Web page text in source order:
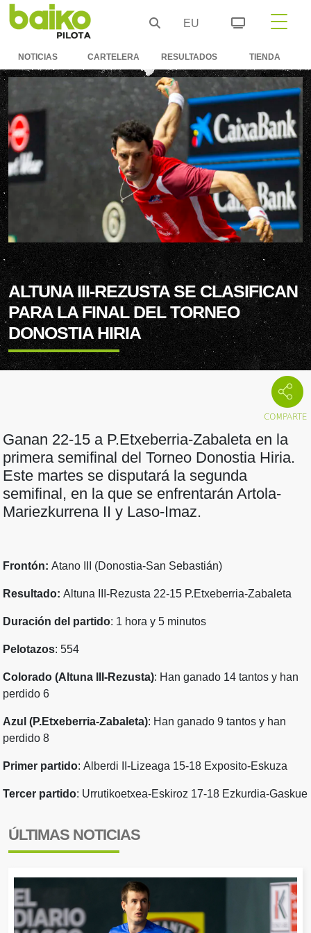
EU
NOTICIAS CARTELERA RESULTADOS TIENDA
ALTUNA III-REZUSTA SE CLASIFICAN
PARA LA FINAL DEL TORNEO
DONOSTIA HIRIA
Ganan 22-15 a P.Etxeberria-Zabaleta en la
primera semifinal del Torneo Donostia Hiria.
Este martes se disputará la segunda
semifinal, en la que se enfrentarán Artola-
Mariezkurrena II y Laso-Imaz.
Frontón: Atano III (Donostia-San Sebastián)
Resultado: Altuna III-Rezusta 22-15 P.Etxeberria-Zabaleta
Duración del partido: 1 hora y 5 minutos
Pelotazos: 554
Colorado (Altuna III-Rezusta): Han ganado 14 tantos y han
perdido 6
Azul (P.Etxeberria-Zabaleta): Han ganado 9 tantos y han
perdido 8
Primer partido: Alberdi II-Lizeaga 15-18 Exposito-Eskuza
Tercer partido: Urrutikoetxea-Eskiroz 17-18 Ezkurdia-Gaskue
ÚLTIMAS NOTICIAS